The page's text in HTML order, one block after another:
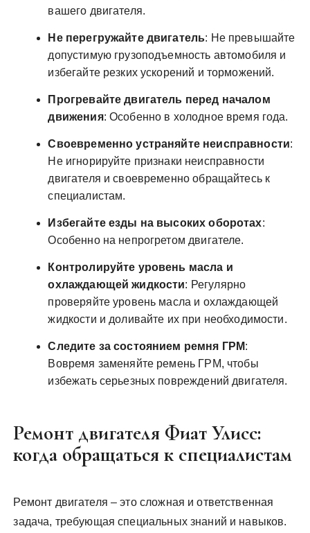
вашего двигателя.
Не перегружайте двигатель: Не превышайте
допустимую грузоподъемность автомобиля и
избегайте резких ускорений и торможений.
Прогревайте двигатель перед началом
движения: Особенно в холодное время года.
Своевременно устраняйте неисправности:
Не игнорируйте признаки неисправности
двигателя и своевременно обращайтесь к
специалистам.
Избегайте езды на высоких оборотах:
Особенно на непрогретом двигателе.
Контролируйте уровень масла и
охлаждающей жидкости: Регулярно
проверяйте уровень масла и охлаждающей
жидкости и доливайте их при необходимости.
Следите за состоянием ремня ГРМ:
Вовремя заменяйте ремень ГРМ, чтобы
избежать серьезных повреждений двигателя.
Ремонт двигателя Фиат Улисс:
когда обращаться к специалистам
Ремонт двигателя – это сложная и ответственная
задача, требующая специальных знаний и навыков.